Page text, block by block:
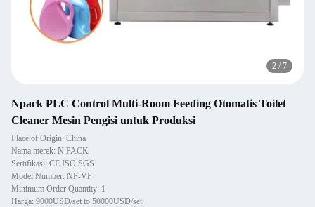
2 / 7
Npack PLC Control Multi-Room Feeding Otomatis Toilet
Cleaner Mesin Pengisi untuk Produksi
Place of Origin: China
Nama merek: N PACK
Sertifikasi: CE ISO SGS
Model Number: NP-VF
Minimum Order Quantity: 1
Harga: 9000USD/set to 50000USD/set